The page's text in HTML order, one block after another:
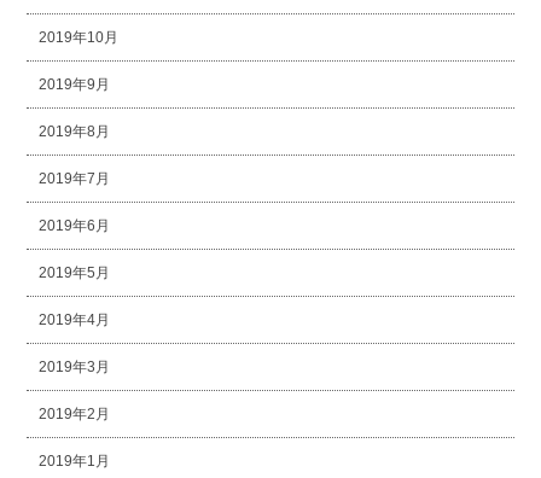
2019年10月
2019年9月
2019年8月
2019年7月
2019年6月
2019年5月
2019年4月
2019年3月
2019年2月
2019年1月